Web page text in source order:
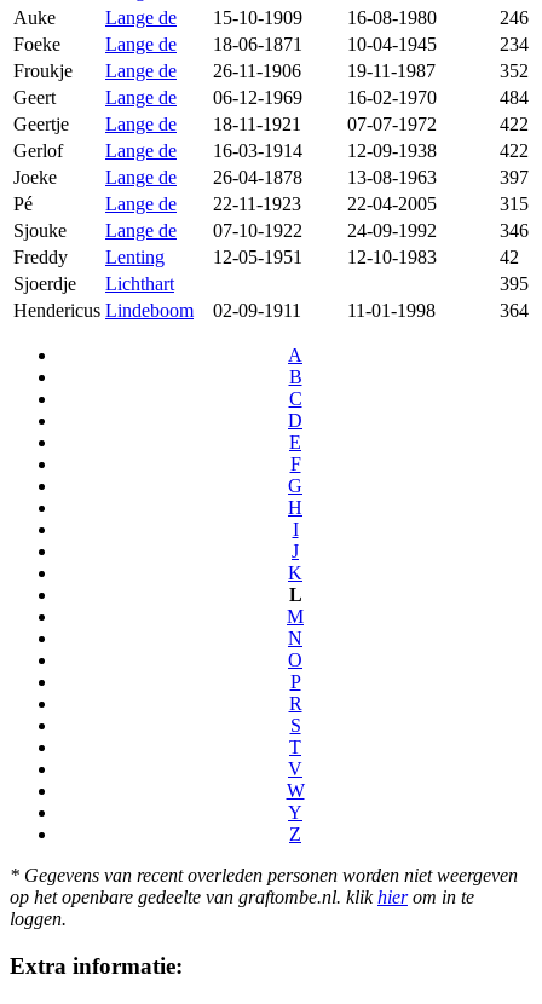
Auke
Lange de 15-10-1909 16-08-1980
246
Foeke
Lange de 18-06-1871 10-04-1945
234
Froukje
Lange de 26-11-1906 19-11-1987
352
Geert
Lange de 06-12-1969 16-02-1970
484
Geertje
Lange de 18-11-1921 07-07-1972
422
Gerlof
Lange de 16-03-1914 12-09-1938
422
Joeke
Lange de 26-04-1878 13-08-1963
397
Pé
Lange de 22-11-1923 22-04-2005
315
Sjouke
Lange de 07-10-1922 24-09-1992
346
Freddy
Lenting 12-05-1951 12-10-1983
42
Sjoerdje
Lichthart
395
Hendericus Lindeboom 02-09-1911 11-01-1998 364
A
B
C
D
E
F
G
H
I
J
K
L
M
N
O
P
R
S
T
V
W
Y
Z
* Gegevens van recent overleden personen worden niet weergeven
op het openbare gedeelte van graftombe.nl. klikhierom in te
loggen.
Extra informatie: